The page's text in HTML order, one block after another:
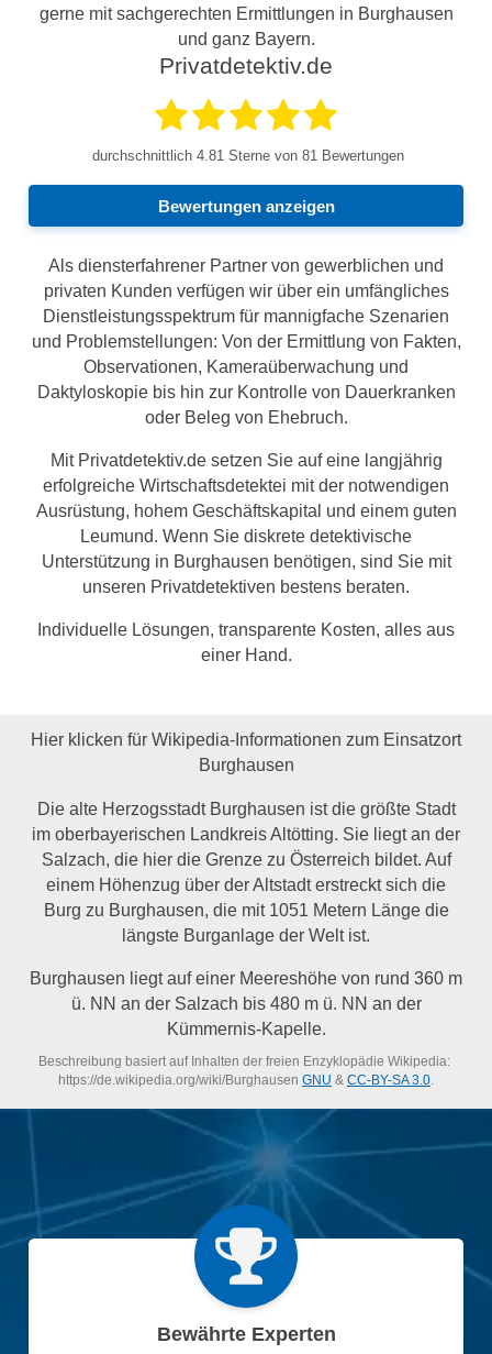
gerne mit sachgerechten Ermittlungen in Burghausen
und ganz Bayern.
Privatdetektiv.de
durchschnittlich 4.81 Sterne von 81 Bewertungen
Bewertungen anzeigen
Als diensterfahrener Partner von gewerblichen und
privaten Kunden verfügen wir über ein umfängliches
Dienstleistungsspektrum für mannigfache Szenarien
und Problemstellungen: Von der Ermittlung von Fakten,
Observationen, Kameraüberwachung und
Daktyloskopie bis hin zur Kontrolle von Dauerkranken
oder Beleg von Ehebruch.
Mit Privatdetektiv.de setzen Sie auf eine langjährig
erfolgreiche Wirtschaftsdetektei mit der notwendigen
Ausrüstung, hohem Geschäftskapital und einem guten
Leumund. Wenn Sie diskrete detektivische
Unterstützung in Burghausen benötigen, sind Sie mit
unseren Privatdetektiven bestens beraten.
Individuelle Lösungen, transparente Kosten, alles aus
einer Hand.
Hier klicken für Wikipedia-Informationen zum Einsatzort
Burghausen
Die alte Herzogsstadt Burghausen ist die größte Stadt
im oberbayerischen Landkreis Altötting. Sie liegt an der
Salzach, die hier die Grenze zu Österreich bildet. Auf
einem Höhenzug über der Altstadt erstreckt sich die
Burg zu Burghausen, die mit 1051 Metern Länge die
längste Burganlage der Welt ist.
Burghausen liegt auf einer Meereshöhe von rund 360 m
ü. NN an der Salzach bis 480 m ü. NN an der
Kümmernis-Kapelle.
Beschreibung basiert auf Inhalten der freien Enzyklopädie Wikipedia:
https://de.wikipedia.org/wiki/Burghausen GNU & CC-BY-SA 3.0.
Bewährte Experten